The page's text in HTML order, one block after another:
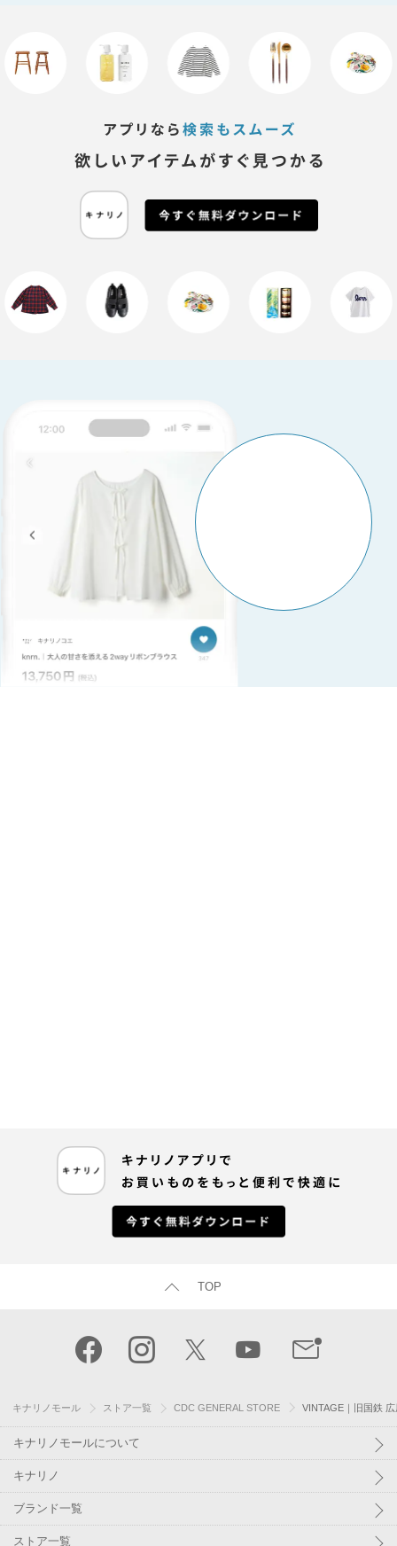
TOP
キナリノモール ストア一覧 CDC GENERAL STORE VINTAGE｜旧国鉄
キナリノモールについて
キナリノ
ブランド一覧
ストア一覧